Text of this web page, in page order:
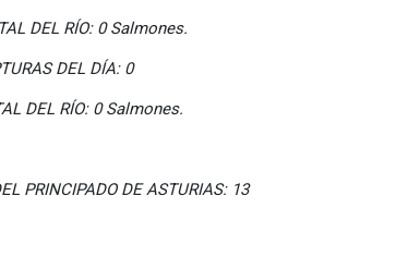
0 Salmones.
DEL DÍA: 0
0 Salmones.
PRINCIPADO DE ASTURIAS: 13